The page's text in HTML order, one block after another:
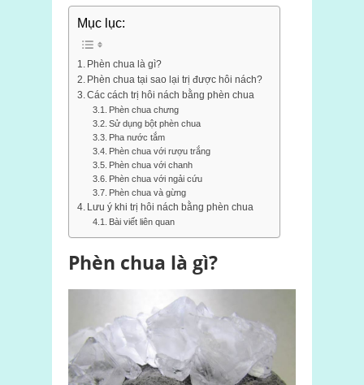
Mục lục:
Phèn chua là gì?
Phèn chua tại sao lại trị được hôi nách?
Các cách trị hôi nách bằng phèn chua
Phèn chua chưng
Sử dụng bột phèn chua
Pha nước tắm
Phèn chua với rượu trắng
Phèn chua với chanh
Phèn chua với ngải cứu
Phèn chua và gừng
Lưu ý khi trị hôi nách bằng phèn chua
Bài viết liên quan
Phèn chua là gì?